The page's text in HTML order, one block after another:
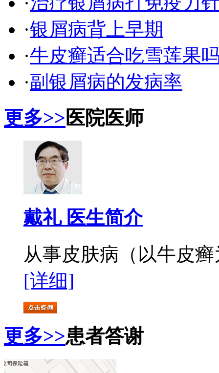
·银屑病背上早期
·牛皮癣适合吃雪莲果
·副银屑病的发病率
更多>> 医院医师
戴礼 医生简介
从事皮肤病（以牛皮
[详细]
更多>>患者答谢